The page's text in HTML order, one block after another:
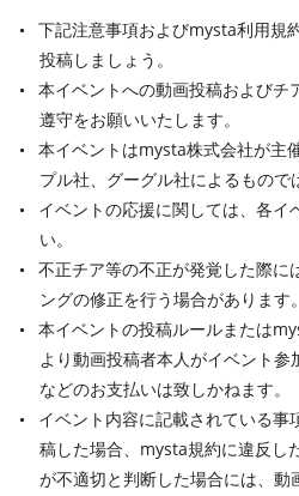
下記注意事項およびmysta利用規
投稿しましょう。
本イベントへの動画投稿および
遵守をお願いいたします。
本イベントはmysta株式会社が主
プル社、グーグル社によるもので
イベントの応援に関しては、各イ
い。
不正チア等の不正が発覚した際に
ングの修正を行う場合があります。
本イベントの投稿ルールまたは
より動画投稿者本人がイベント
などのお支払いは致しかねます。
イベント内容に記載されている事
稿した場合、mysta規約に違反し
が不適切と判断した場合には、動